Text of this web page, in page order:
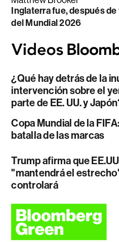
Inglaterra fue, después
del Mundial 2026
¿Qué hay detrás de la
intervención sobre el
parte de EE. UU. y
Copa Mundial de la
batalla de las marcas
Trump afirma que
"mantendrá el
controlará